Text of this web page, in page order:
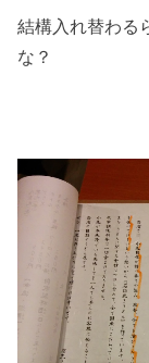
結構入れ替わる
な？